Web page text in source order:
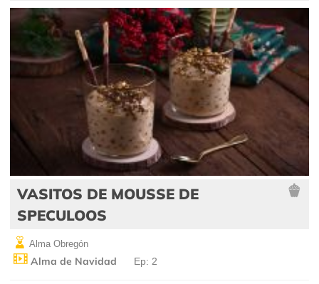
VASITOS DE MOUSSE DE
SPECULOOS
Alma Obregón
Alma de Navidad Ep: 2